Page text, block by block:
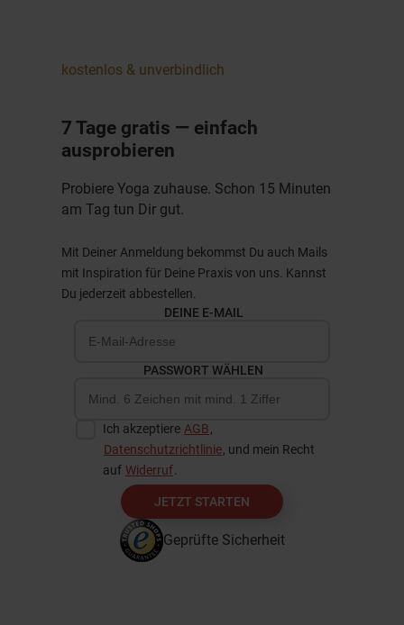
kostenlos & unverbindlich
7 Tage gratis — einfach
ausprobieren
Probiere Yoga zuhause. Schon 15 Minuten
am Tag tun Dir gut.
Mit Deiner Anmeldung bekommst Du auch Mails
mit Inspiration für Deine Praxis von uns. Kannst
Du jederzeit abbestellen.
DEINE E-MAIL
PASSWORT WÄHLEN
Ich akzeptiere AGB,
Datenschutzrichtlinie, und mein Recht
auf Widerruf
JETZT STARTEN
Geprüfte Sicherheit